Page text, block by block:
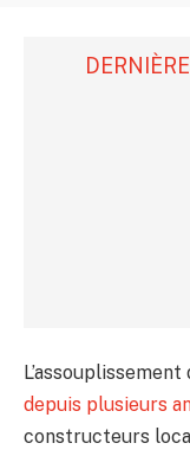
depuis plusieurs
constructeurs